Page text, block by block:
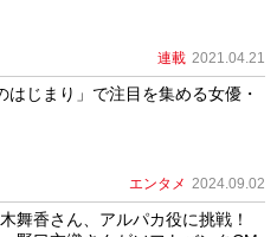
連載 2021.04.21
はじまり」で注目を集める女優・
エンタメ 2024.09.02
舞香さん、アルパカ役に挑戦！